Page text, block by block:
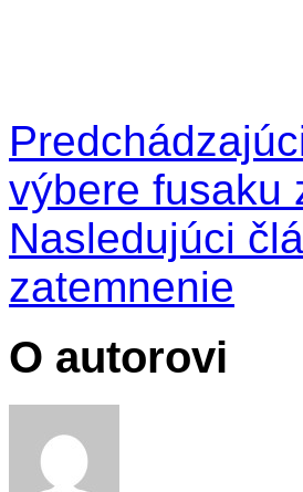
výbere fusaku
Nasledujúci
zatemnenie
O autorovi